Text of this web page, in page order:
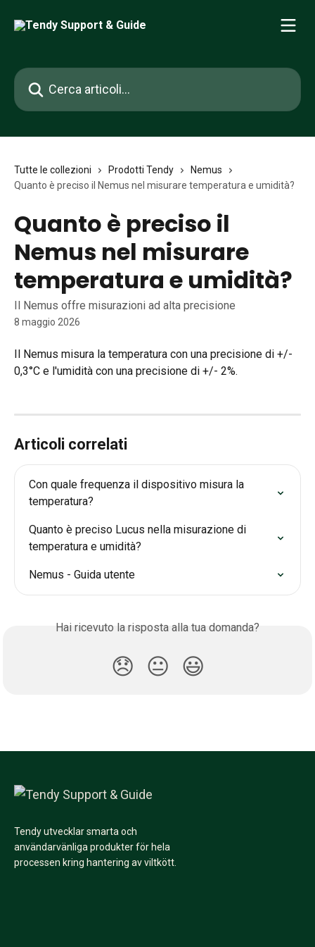
Cerca articoli…
Tutte le collezioni Prodotti Tendy
Nemus
Quanto è preciso il Nemus nel misurare temperatura e umidità?
Quanto è preciso il
Nemus nel misurare
temperatura e umidità?
Il Nemus offre misurazioni ad alta precisione
8 maggio 2026
Il Nemus misura la temperatura con una precisione di +/-
0,3°C e l'umidità con una precisione di +/- 2%.
Articoli correlati
Con quale frequenza il dispositivo misura la
temperatura?
Quanto è preciso Lucus nella misurazione di
temperatura e umidità?
Nemus - Guida utente
Hai ricevuto la risposta alla tua domanda?
😞 😐 😃
Tendy utvecklar smarta och
användarvänliga produkter för hela
processen kring hantering av viltkött.